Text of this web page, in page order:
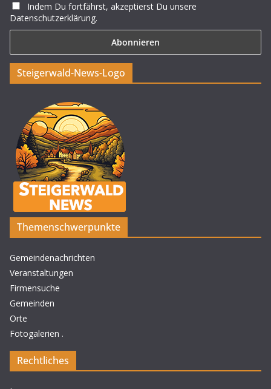
Indem Du fortfährst, akzeptierst Du unsere
Datenschutzerklärung.
Steigerwald-News-Logo
Themenschwerpunkte
Gemeindenachrichten
Veranstaltungen
Firmensuche
Gemeinden
Orte
Fotogalerien .
Rechtliches